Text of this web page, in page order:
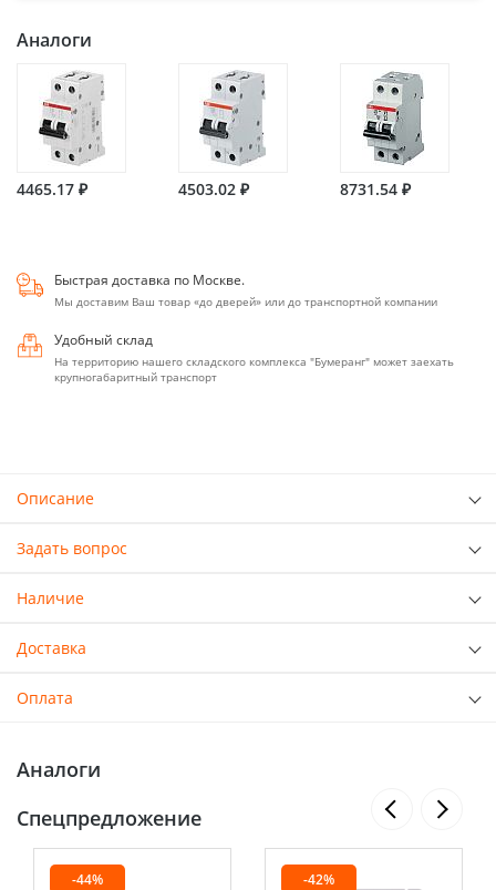
Аналоги
4465.17 ₽ 4503.02 ₽ 8731.54 ₽
Быстрая доставка по Москве.
Мы доставим Ваш товар «до дверей» или до транспортной компании
Удобный склад
На территорию нашего складского комплекса "Бумеранг" может заехать
крупногабаритный транспорт
Описание
Задать вопрос
Наличие
Доставка
Оплата
Аналоги
Спецпредложение
-44% -42%